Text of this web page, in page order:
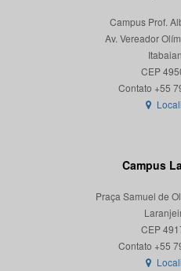
Campus Prof.
Av. Vereador
CEP
Campus
Praça Samuel de
CEP